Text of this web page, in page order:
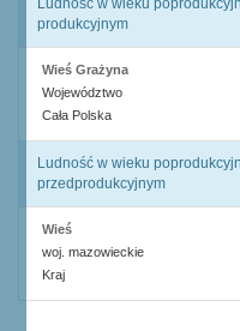
Ludność w wieku
produkcyjnym
Wieś Grażyna
Województwo
Cała Polska
Ludność w wieku
przedprodukcyjnym
Wieś
woj. mazowieckie
Kraj